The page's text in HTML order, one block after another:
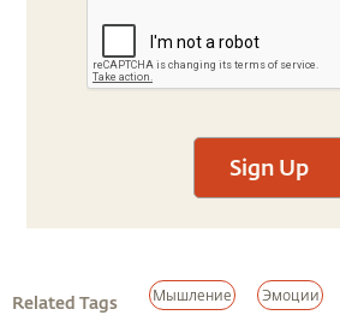
Sign Up
Related Tags Мышление Эмоции